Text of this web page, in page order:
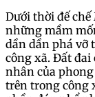
Dưới thời đế
những mầm
dần dần phá vỡ
công xã. Đất đai
nhân của
trên trong công